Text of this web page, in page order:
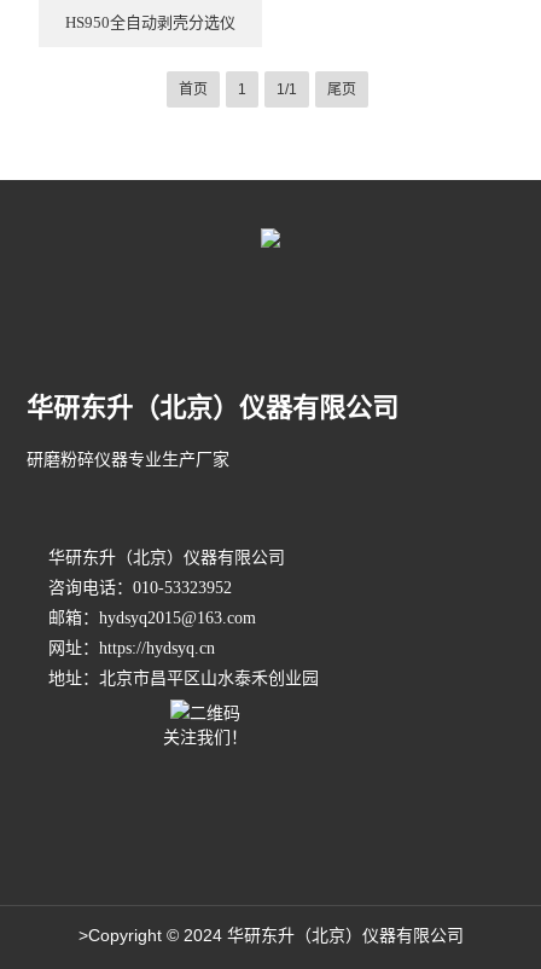
HS950全自动剥壳分选仪
首页 1 1/1 尾页
华研东升（北京）仪器有限公司
研磨粉碎仪器专业生产厂家
华研东升（北京）仪器有限公司
咨询电话：010-53323952
邮箱：hydsyq2015@163.com
网址：https://hydsyq.cn
地址：北京市昌平区山水泰禾创业园
关注我们！
>Copyright © 2024 华研东升（北京）仪器有限公司